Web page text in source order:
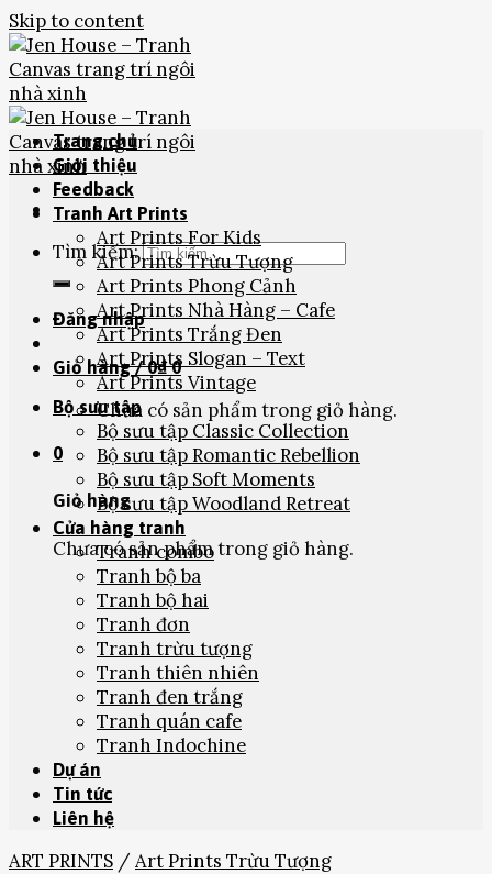
Skip to content
Tìm kiếm:
Đăng nhập
Giỏ hàng /0₫ 0
Chưa có sản phẩm trong giỏ hàng.
0
Giỏ hàng
Chưa có sản phẩm trong giỏ hàng.
Trang chủ
Giới thiệu
Feedback
Tranh Art Prints
Art Prints For Kids
Art Prints Trừu Tượng
Art Prints Phong Cảnh
Art Prints Nhà Hàng – Cafe
Art Prints Trắng Đen
Art Prints Slogan – Text
Art Prints Vintage
Bộ sưu tập
Bộ sưu tập Classic Collection
Bộ sưu tập Romantic Rebellion
Bộ sưu tập Soft Moments
Bộ sưu tập Woodland Retreat
Cửa hàng tranh
Tranh combo
Tranh bộ ba
Tranh bộ hai
Tranh đơn
Tranh trừu tượng
Tranh thiên nhiên
Tranh đen trắng
Tranh quán cafe
Tranh Indochine
Dự án
Tin tức
Liên hệ
ART PRINTS / Art Prints Trừu Tượng